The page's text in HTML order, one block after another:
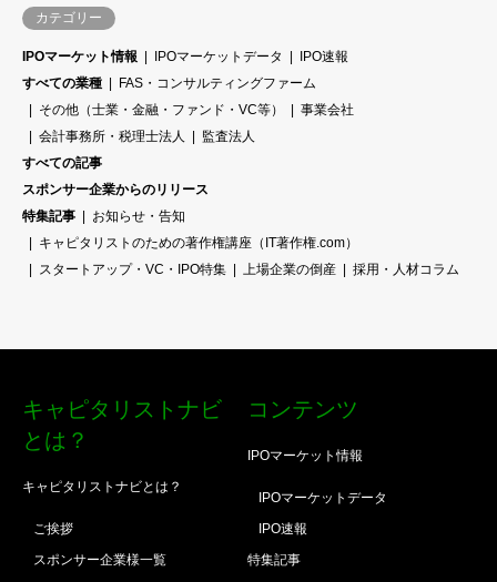
カテゴリー
IPOマーケット情報 IPOマーケットデータ
IPO速報
すべての業種
FAS・コンサルティングファーム
その他（士業・金融・ファンド・VC等）
事業会社
会計事務所・税理士法人
監査法人
すべての記事
スポンサー企業からのリリース
特集記事
お知らせ・告知
キャピタリストのための著作権講座（IT著作権.com）
スタートアップ・VC・IPO特集
上場企業の倒産 採用・人材コラム
キャピタリストナビ
とは？
キャピタリストナビとは？
ご挨拶
スポンサー企業様一覧
コンテンツ
IPOマーケット情報
IPOマーケットデータ
IPO速報
特集記事